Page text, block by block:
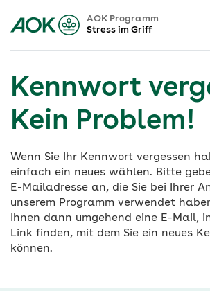
AOK Programm
Stress im Griff
Kennwort
Kein Problem!
Wenn Sie Ihr Kennwort vergessen
einfach ein neues wählen. Bitte
E-Mailadresse an, die Sie bei Ihrer
unserem Programm verwendet
Ihnen dann umgehend eine E-Mail,
Link finden, mit dem Sie ein neues
können.